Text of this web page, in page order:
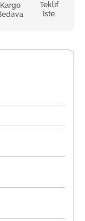
Kargo
Teklif
İste